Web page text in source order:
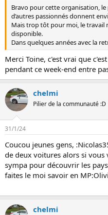
Bravo pour cette organisation,
d’autres passionnés donnent
Mais trop tôt pour moi, le travail
disponible.
Dans quelques années avec la
Merci Toine, c'est vrai que
pendant ce week-end entre
chelmi
Pilier de la communauté :D
31/1/24
Coucou jeunes gens,
de deux voitures alors si vous
sympa pour découvrir les
faites le moi savoir en
chelmi